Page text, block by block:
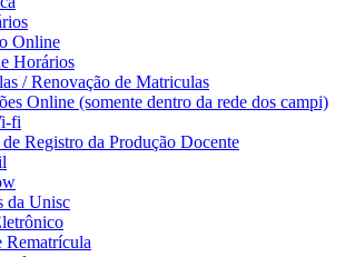
Online
Horários
/ Renovação de Matriculas
Online (somente dentro da rede dos campi)
fi
de Registro da Produção Docente
da Unisc
Rematrícula